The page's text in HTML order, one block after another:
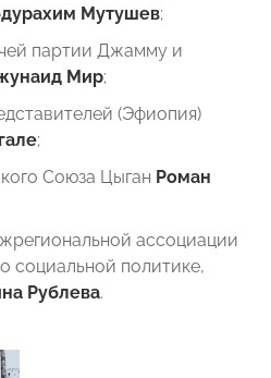
Мутушев;
партии Джамму и
Мир;
(Эфиопия)
;
Союза Цыган Роман
ассоциации
социальной политике,
Рублева.